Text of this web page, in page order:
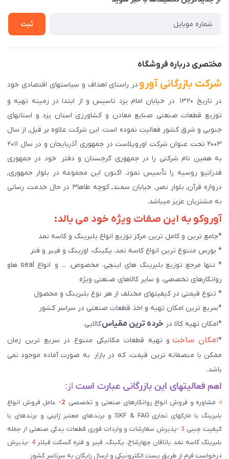
راهنمای ثبت سفارش
سوالات متداول
ثبت
مختصری درباره فروشگاه
شرکت بازرگانی آورو در راستای اهداف و سیاستهای اقتصادی خود
در تاریخ ۱۳۲۰ در خیابان امام یزد تاسیس و از ابتدا در زمینه تهیه و
توزیع قطعات صنعتی صنایع معادن و کشاورزی استان یزد و استانهای
جنوبی و شرق کشور فعالیت نموده است. این شرکت علاوه بر قبل, از سال
۲۰۰۳ تحت عنوان شرکت اوروپلاست در جمهوری آذربایجان و در سال ۲۰۱۱
به همین نام شرکتی را در جمهوری گرجستان و دفتر خود در جمهوری
فدراتیو روسیه را تأسیس نمود. اکنون این مجموعه در بلوار جمهوری,
دروازه قرآن, بلوار نصر, خیابان سمند, کوچه طاها۳ در حال خدمت رسانی
به مشتریان عزیز میباشد.
آوروکو به این صفات ویژه خود می بالد:
*جامع ترین و کامل ترین مرکز توزیع انواع بلبرینگ و کاسه نمد
* بورس متنوع ترین انواع کاسه نمد، پکینگ، اورینگ و فیبر و فنر
* تنها مرجع توزیع بلبرینگ های اینچی، مخصوص، ... و انواع seal هاو
روانکارهای تخصصی. و سایر کالاهای صنعتی ويژه
* تنوع قیمتی در کیفیتهای مختلف از هر نوع بلبرینگ و محصول
*سریع ترین امکان تهیه و اخذ قطعات صنعتی در سراسر کشور
*امکان تهیه کالا در خرده ترین مقیاسکالایی
*امکان ساختو تهیه قطعات مکانیکی متنوع در سریع ترین زمان
ممکن با منصفانه ترین قیمت، که در بازار به صورت آماده موجود نمی
باشد.
اهم فعالیتهای این بازرگانی عبارت است از:
۱- مشاوره و فروش انواع روانکارهای صنعتی و تخصصی 2-
عامل فروش انواع
بلبرینگ با مارکهای تجاری SKF & FAG و برندهای معتبر ژاپنی و برندهای با
کیفیت چینی 3 - پذیرش سفارشات و واردات فوری قطعات یدکی صنعتی از جمله
بلبرینگ کاسه نمد یاتاقان چهارشاخ، پکینگ، فیبر و فنره گسکت فیلتر4 - پذیرش
درخواست فرم از طریق پست الکترونیکی و ارسال رایگان به سرتاسر کشور